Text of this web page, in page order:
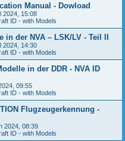
Manual - Dowload
2024, 15:08
ID - with Models
der NVA – LSK/LV - Teil II
2024, 14:30
ID - with Models
in der DDR - NVA ID
09:55
ID - with Models
Flugzeugerkennung -
2024, 08:39
ID - with Models